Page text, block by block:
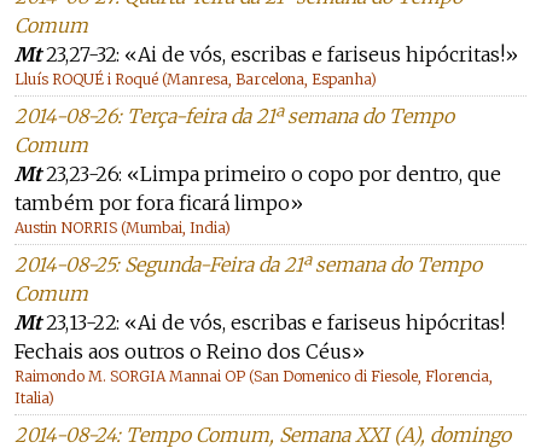
Comum
Mt23,27-32: «Ai de vós, escribas e fariseus hipócritas!»
Lluís ROQUÉ i Roqué (Manresa, Barcelona, Espanha)
2014-08-26: Terça-feira da 21ª semana do Tempo
Comum
Mt23,23-26: «Limpa primeiro o copo por dentro, que
também por fora ficará limpo»
Austin NORRIS (Mumbai, India)
2014-08-25: Segunda-Feira da 21ª semana do Tempo
Comum
Mt23,13-22: «Ai de vós, escribas e fariseus hipócritas!
Fechais aos outros o Reino dos Céus»
Raimondo M. SORGIA Mannai OP (San Domenico di Fiesole, Florencia,
Italia)
2014-08-24: Tempo Comum, Semana XXI (A), domingo